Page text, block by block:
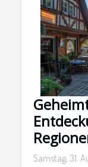
Samstag, 31.